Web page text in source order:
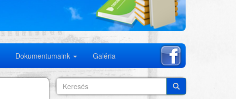
Dokumentumaink Galéria
Search
Keresés Keresés